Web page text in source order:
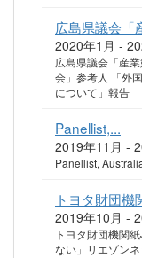
広島県議会「
2020年1月 -
広島県議会「産
会」参考人 「外
について」報告
Panellist,...
2019年11月 -
Panellist,
トヨタ財団機
2019年10月 -
トヨタ財団機関
ない」リエゾン